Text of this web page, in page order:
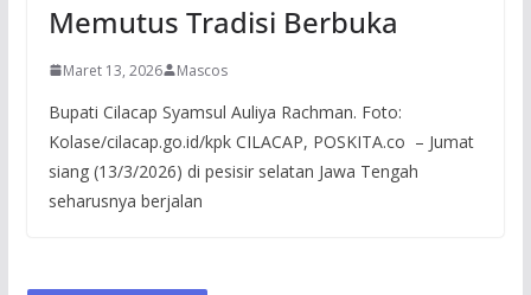
Memutus Tradisi Berbuka
Maret 13, 2026 Mascos
Bupati Cilacap Syamsul Auliya Rachman. Foto:
Kolase/cilacap.go.id/kpk CILACAP, POSKITA.co – Jumat
siang (13/3/2026) di pesisir selatan Jawa Tengah
seharusnya berjalan